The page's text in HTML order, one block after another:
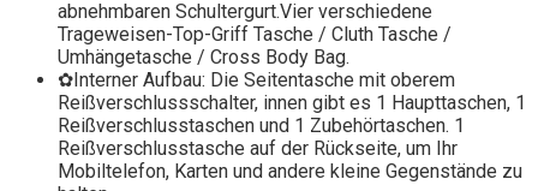
abnehmbaren Schultergurt.Vier verschiedene
Trageweisen-Top-Griff Tasche / Cluth Tasche /
Umhängetasche / Cross Body Bag.
✿Interner Aufbau: Die Seitentasche mit oberem
Reißverschlussschalter, innen gibt es 1 Haupttaschen, 1
Reißverschlusstaschen und 1 Zubehörtaschen. 1
Reißverschlusstasche auf der Rückseite, um Ihr
Mobiltelefon, Karten und andere kleine Gegenstände zu